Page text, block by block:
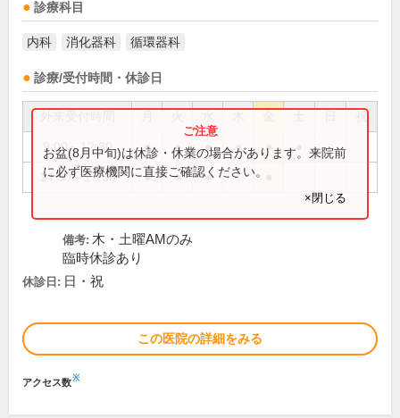
診療科目
内科 消化器科 循環器科
診療/受付時間・休診日
祝
9:00～12:30 ● ● ● ● ●
14:30～17:30 ● ● ●
お盆(8月中旬)は休診・休業の場合があります。来院前
に必ず医療機関に直接ご確認ください。
×閉じる
備考: 木・土曜AMのみ
臨時休診あり
休診日: 日・祝
この医院の詳細をみる
アクセス数※